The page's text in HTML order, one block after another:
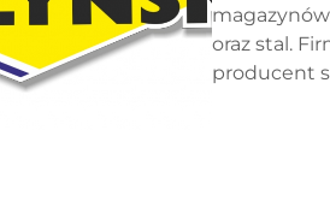
oraz stal.
producent